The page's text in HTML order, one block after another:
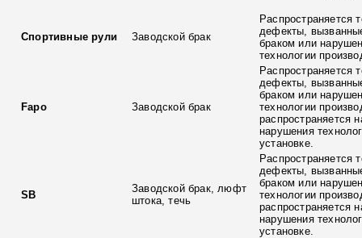
Спортивные рули Заводской брак
Распространяется
дефекты,
браком или
технологии
Fapo Заводской брак
Распространяется
дефекты,
браком или
технологии
распространяется
нарушения
установке.
SB
Заводской брак, люфт
штока, течь
Распространяется
дефекты,
браком или
технологии
распространяется
нарушения
установке.